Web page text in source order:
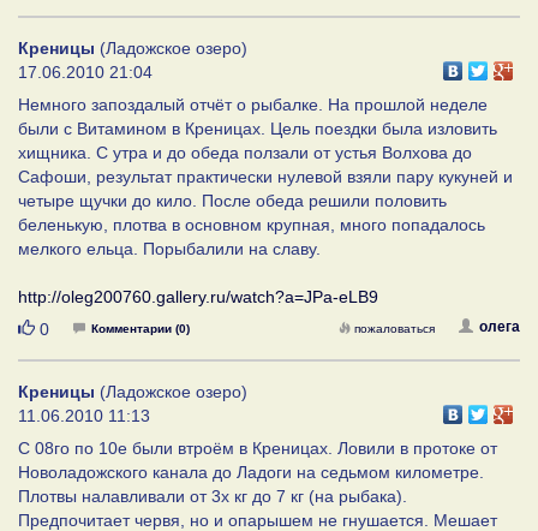
Креницы (Ладожское озеро)
17.06.2010 21:04
Немного запоздалый отчёт о рыбалке. На прошлой неделе
были с Витамином в Креницах. Цель поездки была изловить
хищника. С утра и до обеда ползали от устья Волхова до
Сафоши, результат практически нулевой взяли пару кукуней и
четыре щучки до кило. После обеда решили половить
беленькую, плотва в основном крупная, много попадалось
мелкого ельца. Порыбалили на славу.
http://oleg200760.gallery.ru/watch?a=JPa-eLB9
Нравится
0 Комментарии (0) oлега
пожаловаться
Креницы (Ладожское озеро)
11.06.2010 11:13
С 08го по 10е были втроём в Креницах. Ловили в протоке от
Новоладожского канала до Ладоги на седьмом километре.
Плотвы налавливали от 3х кг до 7 кг (на рыбака).
Предпочитает червя, но и опарышем не гнушается. Мешает